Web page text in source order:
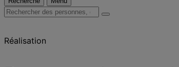
Rechercher
des
Réalisation